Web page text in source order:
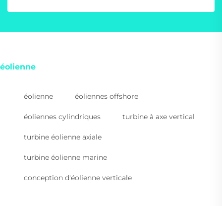
éolienne
éolienne éoliennes offshore
éoliennes cylindriques turbine à axe vertical
turbine éolienne axiale
turbine éolienne marine
conception d'éolienne verticale